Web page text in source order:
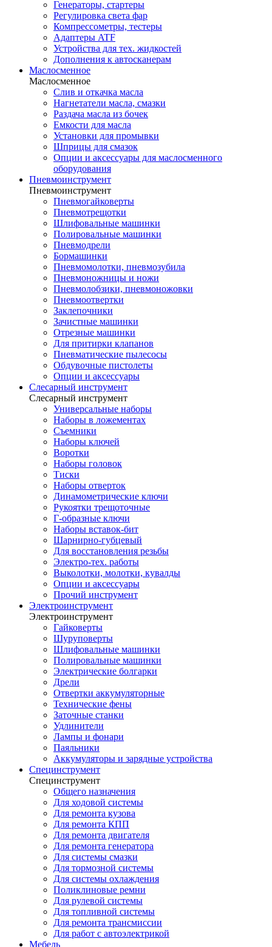
Генераторы, стартеры
Регулировка света фар
Компрессометры, тестеры
Адаптеры ATF
Устройства для тех. жидкостей
Дополнения к автосканерам
Маслосменное
Маслосменное
Слив и откачка масла
Нагнетатели масла, смазки
Раздача масла из бочек
Емкости для масла
Установки для промывки
Шприцы для смазок
Опции и аксессуары для маслосменного
оборудования
Пневмоинструмент
Пневмоинструмент
Пневмогайковерты
Пневмотрещотки
Шлифовальные машинки
Полировальные машинки
Пневмодрели
Бормашинки
Пневмомолотки, пневмозубила
Пневмоножницы и ножи
Пневмолобзики, пневмоножовки
Пневмоотвертки
Заклепочники
Зачистные машинки
Отрезные машинки
Для притирки клапанов
Пневматические пылесосы
Обдувочные пистолеты
Опции и аксессуары
Слесарный инструмент
Слесарный инструмент
Универсальные наборы
Наборы в ложементах
Съемники
Наборы ключей
Воротки
Наборы головок
Тиски
Наборы отверток
Динамометрические ключи
Рукоятки трещоточные
Г-образные ключи
Наборы вставок-бит
Шарнирно-губцевый
Для восстановления резьбы
Электро-тех. работы
Выколотки, молотки, кувалды
Опции и аксессуары
Прочий инструмент
Электроинструмент
Электроинструмент
Гайковерты
Шуруповерты
Шлифовальные машинки
Полировальные машинки
Электрические болгарки
Дрели
Отвертки аккумуляторные
Технические фены
Заточные станки
Удлинители
Лампы и фонари
Паяльники
Аккумуляторы и зарядные устройства
Специнструмент
Специнструмент
Общего назначения
Для ходовой системы
Для ремонта кузова
Для ремонта КПП
Для ремонта двигателя
Для ремонта генератора
Для системы смазки
Для тормозной системы
Для системы охлаждения
Поликлиновые ремни
Для рулевой системы
Для топливной системы
Для ремонта трансмиссии
Для работ с автоэлектрикой
Мебель